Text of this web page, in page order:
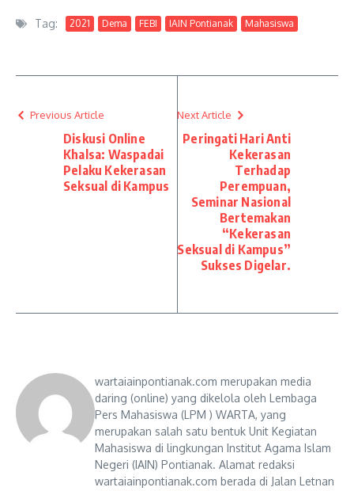
Tag: 2021 Dema FEBI IAIN Pontianak Mahasiswa
Previous Article
Diskusi Online
Khalsa: Waspadai
Pelaku Kekerasan
Seksual di Kampus
Next Article
Peringati Hari Anti
Kekerasan
Terhadap
Perempuan,
Seminar Nasional
Bertemakan
“Kekerasan
Seksual di Kampus”
Sukses Digelar.
wartaiainpontianak.com merupakan media
daring (online) yang dikelola oleh Lembaga
Pers Mahasiswa (LPM ) WARTA, yang
merupakan salah satu bentuk Unit Kegiatan
Mahasiswa di lingkungan Institut Agama Islam
Negeri (IAIN) Pontianak. Alamat redaksi
wartaiainpontianak.com berada di Jalan Letnan